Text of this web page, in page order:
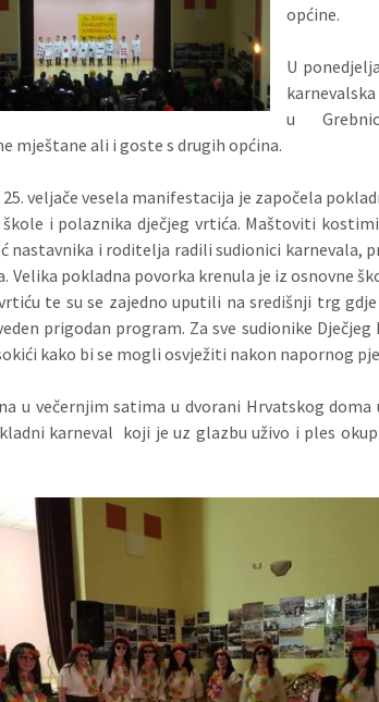
općine.
U
u
mještane ali i goste s drugih općina.
veljače vesela manifestacija je započela
škole i polaznika dječjeg vrtića. Maštoviti
nastavnika i roditelja radili sudionici karnevala,
Velika pokladna povorka krenula je iz osnovne
te su se zajedno uputili na središnji trg
prigodan program. Za sve sudionike
kako bi se mogli osvježiti nakon napornog
u večernjim satima u dvorani Hrvatskog doma
karneval koji je uz glazbu uživo i ples